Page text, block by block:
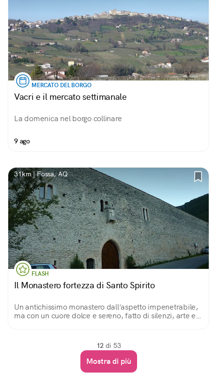
MERCATO DEL BORGO
Vacri e il mercato settimanale
La domenica nel borgo collinare
9 ago
31km | Fossa, AQ
FLASH
Il Monastero fortezza di Santo Spirito
Un antichissimo monastero dall'aspetto impenetrabile,
ma con un cuore dolce e sereno, fatto di silenzi, arte e
12 di 53
Mostra di più